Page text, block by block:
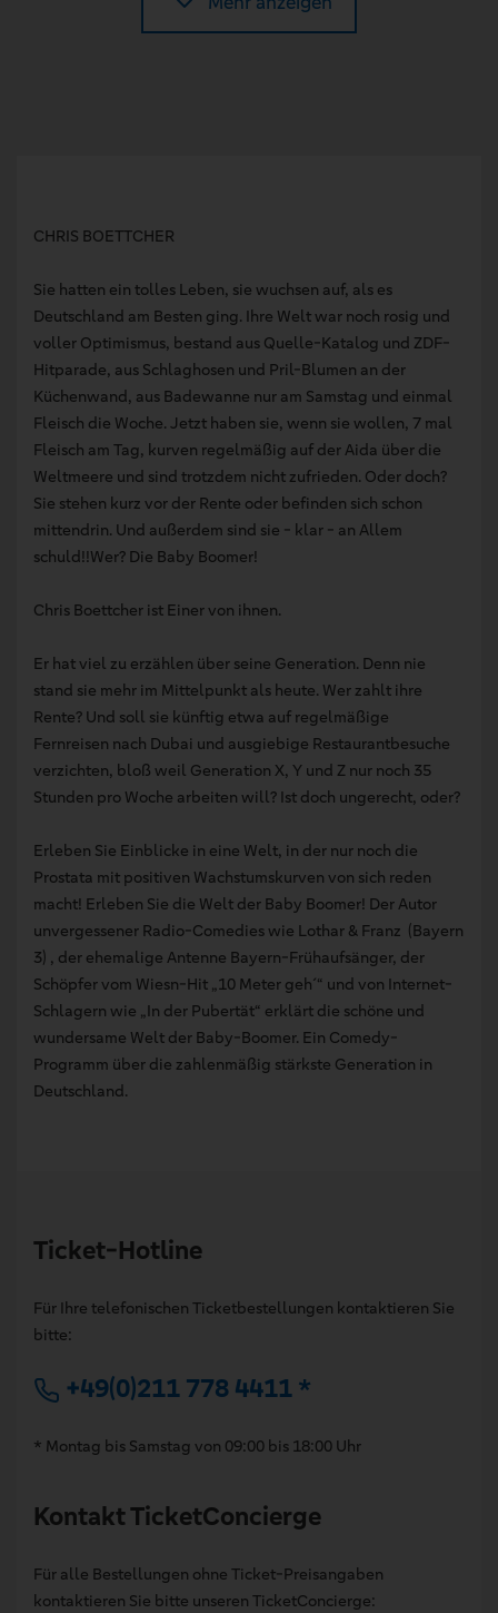
CHRIS BOETTCHER
Sie hatten ein tolles Leben, sie wuchsen auf, als es
Deutschland am Besten ging. Ihre Welt war noch rosig und
voller Optimismus, bestand aus Quelle-Katalog und ZDF-
Hitparade, aus Schlaghosen und Pril-Blumen an der
Küchenwand, aus Badewanne nur am Samstag und einmal
Fleisch die Woche. Jetzt haben sie, wenn sie wollen, 7 mal
Fleisch am Tag, kurven regelmäßig auf der Aida über die
Weltmeere und sind trotzdem nicht zufrieden. Oder doch?
Sie stehen kurz vor der Rente oder befinden sich schon
mittendrin. Und außerdem sind sie - klar - an Allem
schuld!!Wer? Die Baby Boomer!
Chris Boettcher ist Einer von ihnen.
Er hat viel zu erzählen über seine Generation. Denn nie
stand sie mehr im Mittelpunkt als heute. Wer zahlt ihre
Rente? Und soll sie künftig etwa auf regelmäßige
Fernreisen nach Dubai und ausgiebige Restaurantbesuche
verzichten, bloß weil Generation X, Y und Z nur noch 35
Stunden pro Woche arbeiten will? Ist doch ungerecht, oder?
Erleben Sie Einblicke in eine Welt, in der nur noch die
Prostata mit positiven Wachstumskurven von sich reden
macht! Erleben Sie die Welt der Baby Boomer! Der Autor
unvergessener Radio-Comedies wie Lothar & Franz (Bayern
3) , der ehemalige Antenne Bayern-Frühaufsänger, der
Schöpfer vom Wiesn-Hit „10 Meter geh´“ und von Internet-
Schlagern wie „In der Pubertät“ erklärt die schöne und
wundersame Welt der Baby-Boomer. Ein Comedy-
Programm über die zahlenmäßig stärkste Generation in
Deutschland.
Ticket-Hotline
Für Ihre telefonischen Ticketbestellungen kontaktieren Sie
bitte:
+49(0)211 778 4411 *
* Montag bis Samstag von 09:00 bis 18:00 Uhr
Kontakt TicketConcierge
Für alle Bestellungen ohne Ticket-Preisangaben
kontaktieren Sie bitte unseren TicketConcierge: